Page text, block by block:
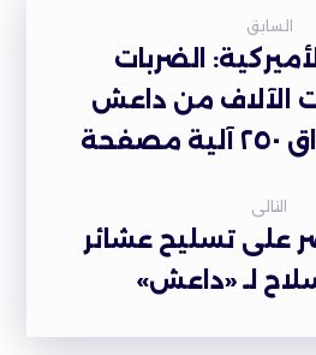
السابق
الضربات
الآلاف من داعش
التالى
على تسليح عشائر
لـ «داعش»